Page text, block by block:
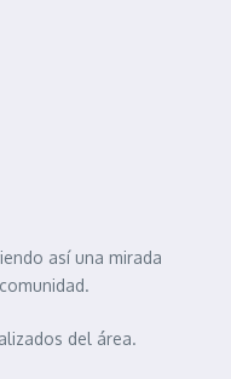
así una mirada
del área.